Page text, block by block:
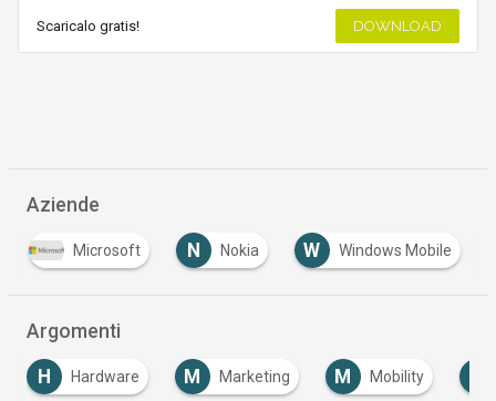
Scaricalo gratis! DOWNLOAD
Aziende
Microsoft N Nokia W Windows Mobile
Argomenti
H Hardware M Marketing M Mobility